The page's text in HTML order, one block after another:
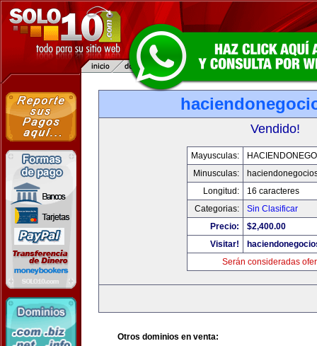
Vendido!
Mayusculas:
Minusculas:
Longitud:
16 caracteres
Categorias:
Sin Clasificar
Precio:
$2,400.00
Visitar!
Serán consideradas
Otros dominios en venta: